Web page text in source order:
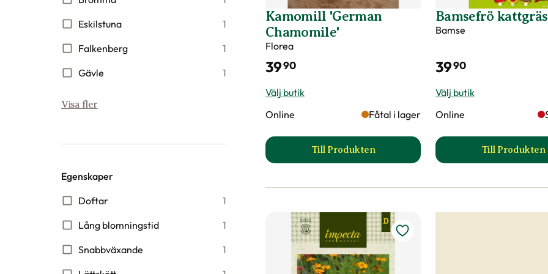
Eskilstuna
1
Falkenberg
1
Gävle
1
Visa fler
Egenskaper
Doftar
1
Lång blomningstid
1
Snabbväxande
1
Kamomill 'German
Chamomile'
Florea
3990
Välj butik
Online
Fåtal i lager
Till Produkten
till Kamomill 'German Chamomile' produktsida
Bamsefrö kattgräs
Bamse
3990
Välj butik
Online
Till Produkten
till